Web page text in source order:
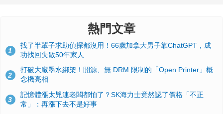
熱門文章
1
找了半輩子求助偵探都沒用！66歲加拿大男子靠ChatGPT，成
功找回失散50年家人
2
打破大廠墨水綁架！開源、無 DRM 限制的「Open Printer」概
念機亮相
3
記憶體漲太兇連老闆都怕了？SK海力士竟然認了價格「不正
常」：再漲下去不是好事